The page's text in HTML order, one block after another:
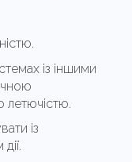
із іншими
летючістю.
із